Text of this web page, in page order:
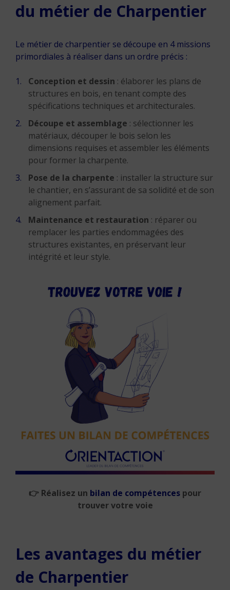
du métier de Charpentier
Le métier de charpentier se découpe en 4 missions
primordiales à réaliser dans un ordre précis :
Conception et dessin : élaborer les plans de
structures en bois, en tenant compte des
spécifications techniques et architecturales.
Découpe et assemblage : sélectionner les
matériaux, découper le bois selon les
dimensions requises et assembler les éléments
pour former la charpente.
Pose de la charpente : installer la structure sur
le chantier, en s’assurant de sa solidité et de son
alignement parfait.
Maintenance et restauration : réparer ou
remplacer les parties endommagées des
structures existantes, en préservant leur
intégrité et leur style.
👉 Réalisez un bilan de compétences pour
trouver votre voie
Les avantages du métier
de Charpentier